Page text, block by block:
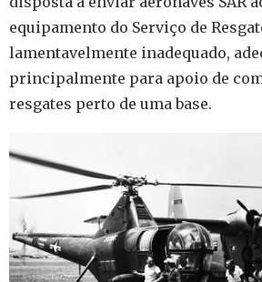
equipamento do Serviço de
lamentavelmente inadequado,
principalmente para apoio de
resgates perto de uma base.